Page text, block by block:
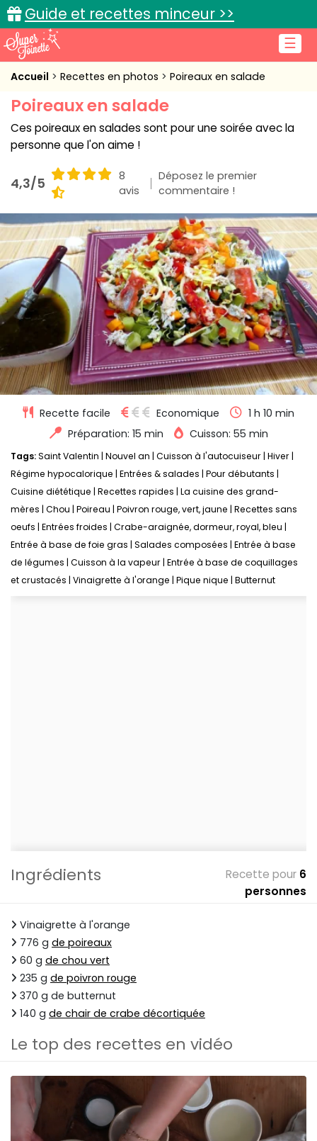
☰
Guide et recettes minceur >>
Accueil
Recettes de cuisine
Cuisine pratique
L'actu cuisine
Connexion
Accueil Recettes en photos Poireaux en salade
Poireaux en salade
Ces poireaux en salades sont pour une soirée avec la
personne que l'on aime !
4,3/5
8
avis
Déposez le premier
commentaire !
Recette facile Economique
1 h 10 min
Préparation: 15 min
Cuisson: 55 min
Tags:Saint Valentin Nouvel an Cuisson à l'autocuiseur Hiver
Régime hypocalorique Entrées & salades Pour débutants
Cuisine diététique Recettes rapides La cuisine des grand-
mères Chou Poireau Poivron rouge, vert, jaune Recettes sans
oeufs Entrées froides Crabe-araignée, dormeur, royal, bleu
Entrée à base de foie gras Salades composées Entrée à base
de légumes Cuisson à la vapeur Entrée à base de coquillages
et crustacés Vinaigrette à l'orange Pique nique Butternut
Ingrédients Recette pour 6
personnes
Vinaigrette à l'orange
776 g de poireaux
60 g de chou vert
235 g de poivron rouge
370 g de butternut
140 g de chair de crabe décortiquée
Le top des recettes en vidéo